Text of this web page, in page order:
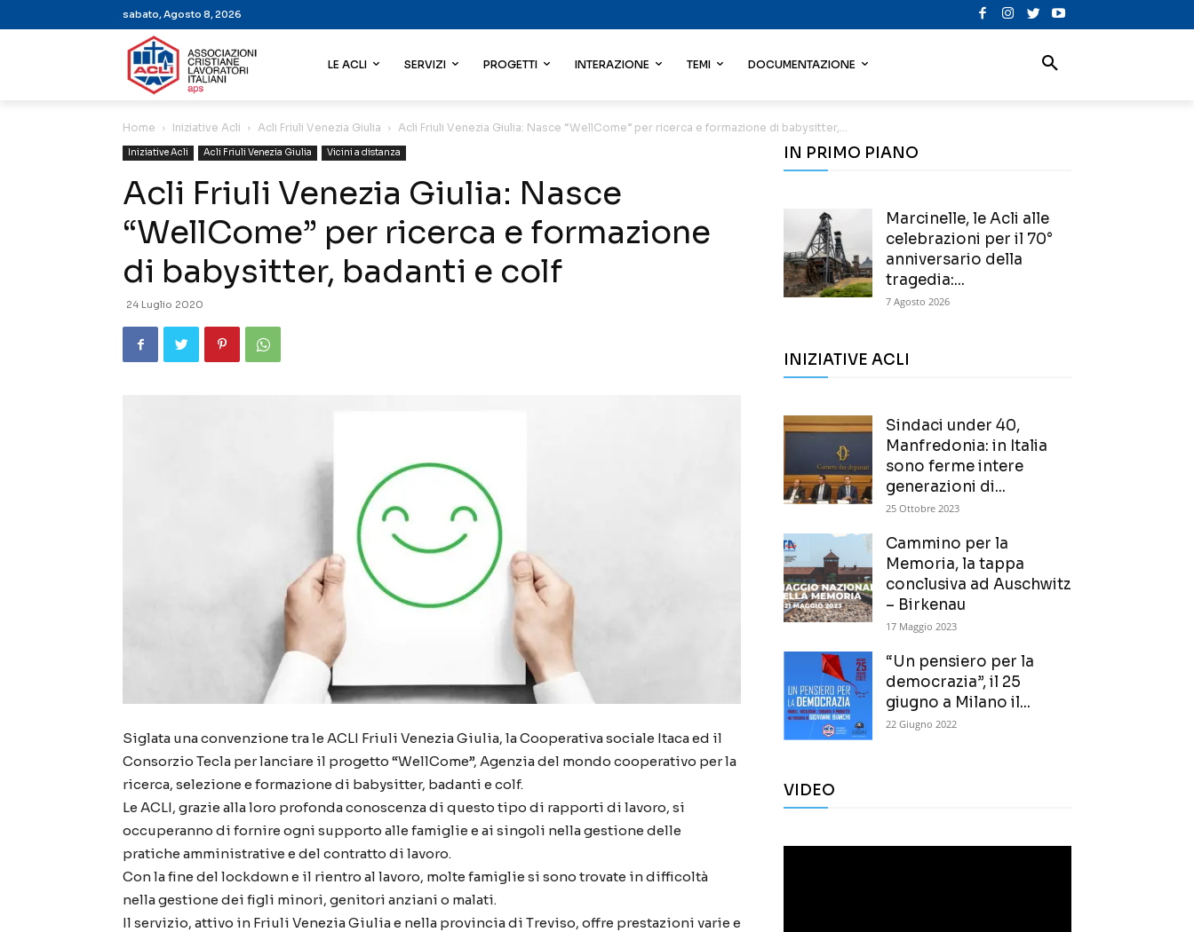
sabato, Agosto 8, 2026
LE ACLI SERVIZI PROGETTI INTERAZIONE TEMI DOCUMENTAZIONE
Home Iniziative Acli Acli Friuli Venezia Giulia Acli Friuli Venezia Giulia: Nasce “WellCome” per ricerca e formazione di babysitter,...
Iniziative Acli Acli Friuli Venezia Giulia Vicini a distanza
Acli Friuli Venezia Giulia: Nasce
“WellCome” per ricerca e formazione
di babysitter, badanti e colf
24 Luglio 2020
Siglata una convenzione tra le ACLI Friuli Venezia Giulia, la Cooperativa sociale Itaca ed il
Consorzio Tecla per lanciare il progetto “WellCome”, Agenzia del mondo cooperativo per la
ricerca, selezione e formazione di babysitter, badanti e colf.
Le ACLI, grazie alla loro profonda conoscenza di questo tipo di rapporti di lavoro, si
occuperanno di fornire ogni supporto alle famiglie e ai singoli nella gestione delle
pratiche amministrative e del contratto di lavoro.
Con la fine del lockdown e il rientro al lavoro, molte famiglie si sono trovate in difficoltà
nella gestione dei figli minori, genitori anziani o malati.
Il servizio, attivo in Friuli Venezia Giulia e nella provincia di Treviso, offre prestazioni varie e
IN PRIMO PIANO
Marcinelle, le Acli alle
celebrazioni per il 70°
anniversario della
tragedia:...
7 Agosto 2026
INIZIATIVE ACLI
Sindaci under 40,
Manfredonia: in Italia
sono ferme intere
generazioni di...
25 Ottobre 2023
Cammino per la
Memoria, la tappa
conclusiva ad Auschwitz
– Birkenau
17 Maggio 2023
“Un pensiero per la
democrazia”, il 25
giugno a Milano il...
22 Giugno 2022
VIDEO